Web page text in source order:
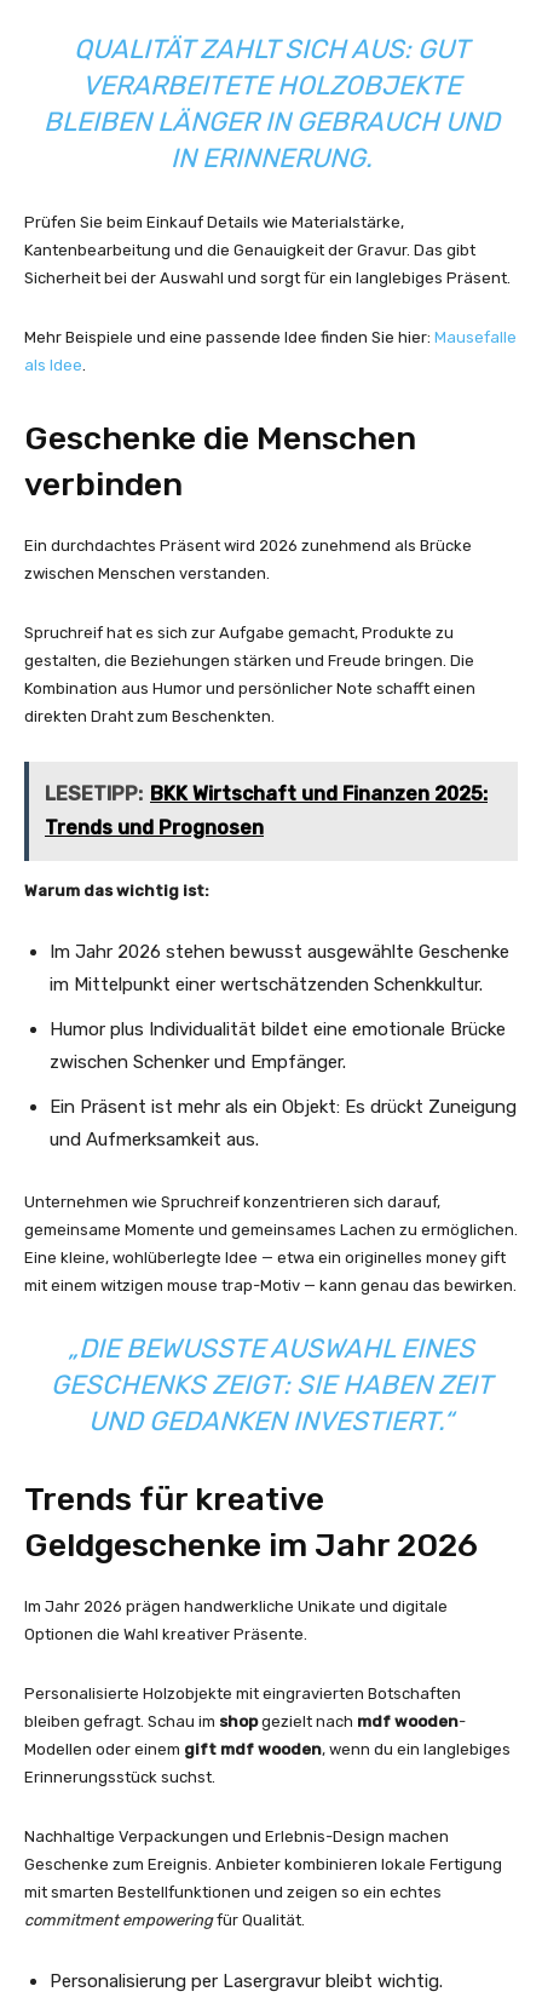
QUALITÄT ZAHLT SICH AUS: GUT
VERARBEITETE HOLZOBJEKTE
BLEIBEN LÄNGER IN GEBRAUCH UND
IN ERINNERUNG.
Prüfen Sie beim Einkauf Details wie Materialstärke,
Kantenbearbeitung und die Genauigkeit der Gravur. Das gibt
Sicherheit bei der Auswahl und sorgt für ein langlebiges Präsent.
Mehr Beispiele und eine passende Idee finden Sie hier: Mausefalle
als Idee.
Geschenke die Menschen
verbinden
Ein durchdachtes Präsent wird 2026 zunehmend als Brücke
zwischen Menschen verstanden.
Spruchreif hat es sich zur Aufgabe gemacht, Produkte zu
gestalten, die Beziehungen stärken und Freude bringen. Die
Kombination aus Humor und persönlicher Note schafft einen
direkten Draht zum Beschenkten.
LESETIPP: BKK Wirtschaft und Finanzen 2025:
Trends und Prognosen
Warum das wichtig ist:
Im Jahr 2026 stehen bewusst ausgewählte Geschenke
im Mittelpunkt einer wertschätzenden Schenkkultur.
Humor plus Individualität bildet eine emotionale Brücke
zwischen Schenker und Empfänger.
Ein Präsent ist mehr als ein Objekt: Es drückt Zuneigung
und Aufmerksamkeit aus.
Unternehmen wie Spruchreif konzentrieren sich darauf,
gemeinsame Momente und gemeinsames Lachen zu ermöglichen.
Eine kleine, wohlüberlegte Idee — etwa ein originelles money gift
mit einem witzigen mouse trap-Motiv — kann genau das bewirken.
„DIE BEWUSSTE AUSWAHL EINES
GESCHENKS ZEIGT: SIE HABEN ZEIT
UND GEDANKEN INVESTIERT.“
Trends für kreative
Geldgeschenke im Jahr 2026
Im Jahr 2026 prägen handwerkliche Unikate und digitale
Optionen die Wahl kreativer Präsente.
Personalisierte Holzobjekte mit eingravierten Botschaften
bleiben gefragt. Schau im shopgezielt nach mdf wooden-
Modellen oder einem gift mdf wooden, wenn du ein langlebiges
Erinnerungsstück suchst.
Nachhaltige Verpackungen und Erlebnis-Design machen
Geschenke zum Ereignis. Anbieter kombinieren lokale Fertigung
mit smarten Bestellfunktionen und zeigen so ein echtes
commitment empoweringfür Qualität.
Personalisierung per Lasergravur bleibt wichtig.